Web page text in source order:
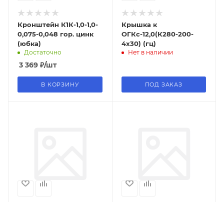
Кронштейн К1К-1,0-1,0-
0,075-0,048 гор. цинк
(юбка)
Достаточно
3 369 ₽/шт
В КОРЗИНУ
Крышка к
ОГКс-12,0(К280-200-
4х30) (гц)
Нет в наличии
ПОД ЗАКАЗ